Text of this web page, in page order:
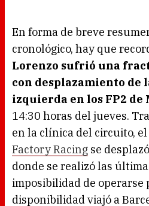
En forma de breve
cronológico, hay que
Lorenzo sufrió una
con desplazamiento de
izquierda en los FP2 de
14:30 horas del jueves.
en la clínica del circuito,
Factory Racing se
donde se realizó las
imposibilidad de operarse
disponibilidad viajó a